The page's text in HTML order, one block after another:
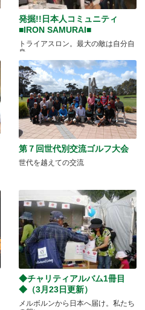
発掘!!日本人コミュニティ
■IRON SAMURAI■
トライアスロン。最大の敵は自分自
身
第７回世代別交流ゴルフ大会
世代を越えての交流
◆チャリティアルバム1冊目
◆（3月23日更新）
メルボルンから日本へ届け。私たち